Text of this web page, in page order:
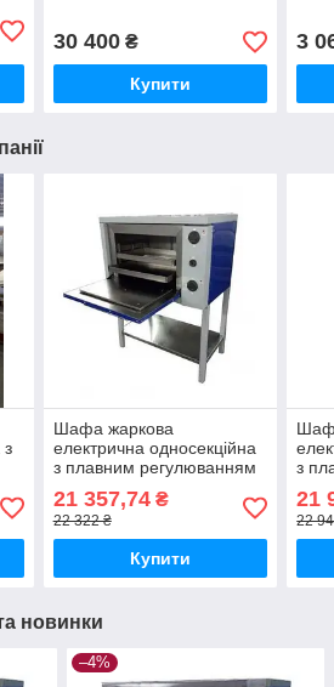
30 400₴
Купити
3
з
Шафа жаркова
електрична односекційна
з плавним регулюванням
стандарт
21 357,74₴
22 322 ₴
Купити
з
21
22
новинки
–4%